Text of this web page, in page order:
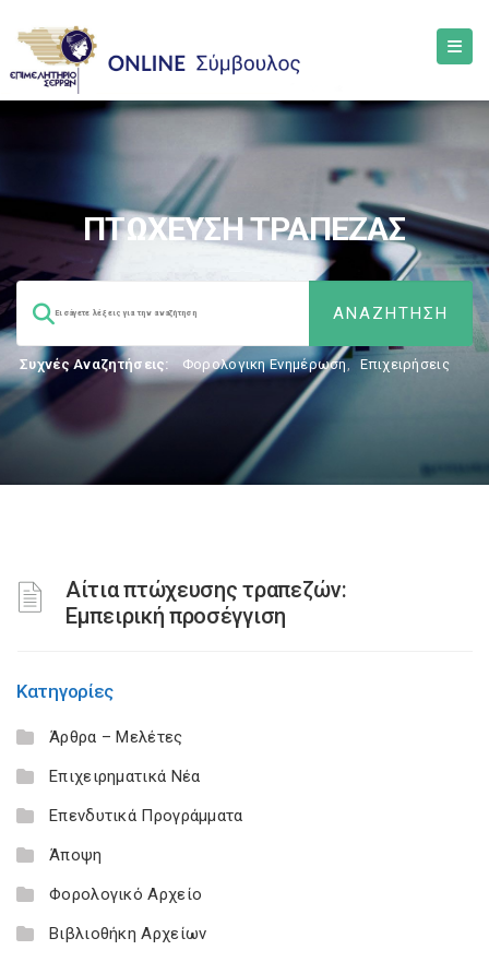
ΠΤΩΧΕΥΣΗ ΤΡΑΠΕΖΑΣ
Συχνές Αναζητήσεις: Φορολογικη Ενημέρωση, Επιχειρήσεις
Αίτια πτώχευσης τραπεζών:
Εμπειρική προσέγγιση
Κατηγορίες
Άρθρα – Μελέτες
Επιχειρηματικά Νέα
Επενδυτικά Προγράμματα
Άποψη
Φορολογικό Αρχείο
Βιβλιοθήκη Αρχείων